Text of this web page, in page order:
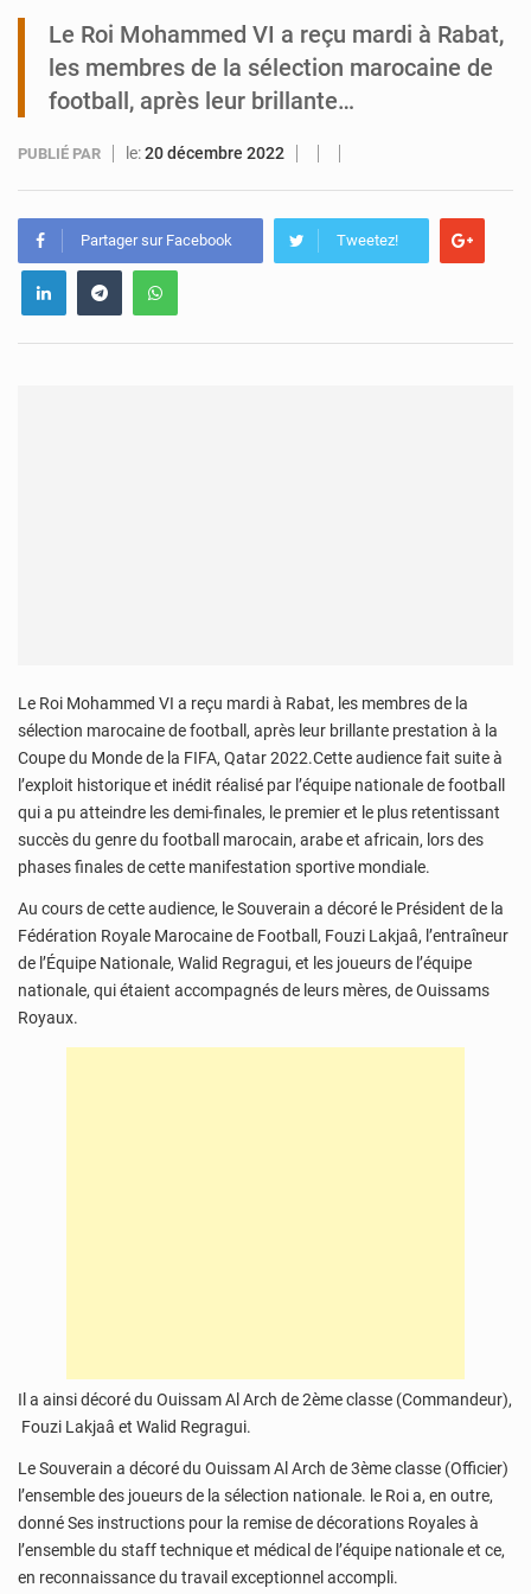
Tibiri : le dialogue, nouveau terrain de jeu pour la paix
Le Roi Mohammed VI a reçu mardi à Rabat,
les membres de la sélection marocaine de
football, après leur brillante…
PUBLIÉ PAR le:20 décembre 2022
Partager sur Facebook Tweetez!
Le Roi Mohammed VI a reçu mardi à Rabat, les membres de la
sélection marocaine de football, après leur brillante prestation à la
Coupe du Monde de la FIFA, Qatar 2022.Cette audience fait suite à
l’exploit historique et inédit réalisé par l’équipe nationale de football
qui a pu atteindre les demi-finales, le premier et le plus retentissant
succès du genre du football marocain, arabe et africain, lors des
phases finales de cette manifestation sportive mondiale.
Au cours de cette audience, le Souverain a décoré le Président de la
Fédération Royale Marocaine de Football, Fouzi Lakjaâ, l’entraîneur
de l’Équipe Nationale, Walid Regragui, et les joueurs de l’équipe
nationale, qui étaient accompagnés de leurs mères, de Ouissams
Royaux.
Il a ainsi décoré du Ouissam Al Arch de 2ème classe (Commandeur),
Fouzi Lakjaâ et Walid Regragui.
Le Souverain a décoré du Ouissam Al Arch de 3ème classe (Officier)
l’ensemble des joueurs de la sélection nationale. le Roi a, en outre,
donné Ses instructions pour la remise de décorations Royales à
l’ensemble du staff technique et médical de l’équipe nationale et ce,
en reconnaissance du travail exceptionnel accompli.